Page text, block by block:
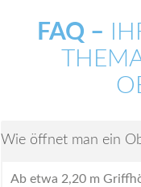
FAQ –
Wie öffnet man ein
Ab etwa 2,20 m